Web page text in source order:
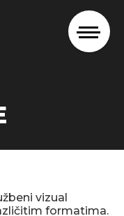
vizual
formatima.